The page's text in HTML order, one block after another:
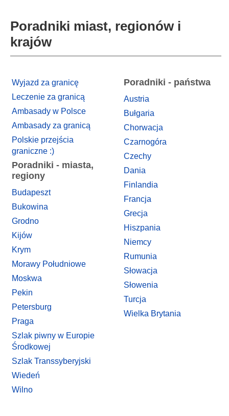
Poradniki miast, regionów i
krajów
Wyjazd za granicę
Leczenie za granicą
Ambasady w Polsce
Ambasady za granicą
Polskie przejścia
graniczne :)
Poradniki - miasta,
regiony
Budapeszt
Bukowina
Grodno
Kijów
Krym
Morawy Południowe
Moskwa
Pekin
Petersburg
Praga
Szlak piwny w Europie
Środkowej
Szlak Transsyberyjski
Wiedeń
Wilno
Poradniki - państwa
Austria
Bułgaria
Chorwacja
Czarnogóra
Czechy
Dania
Finlandia
Francja
Grecja
Hiszpania
Niemcy
Rumunia
Słowacja
Słowenia
Turcja
Wielka Brytania